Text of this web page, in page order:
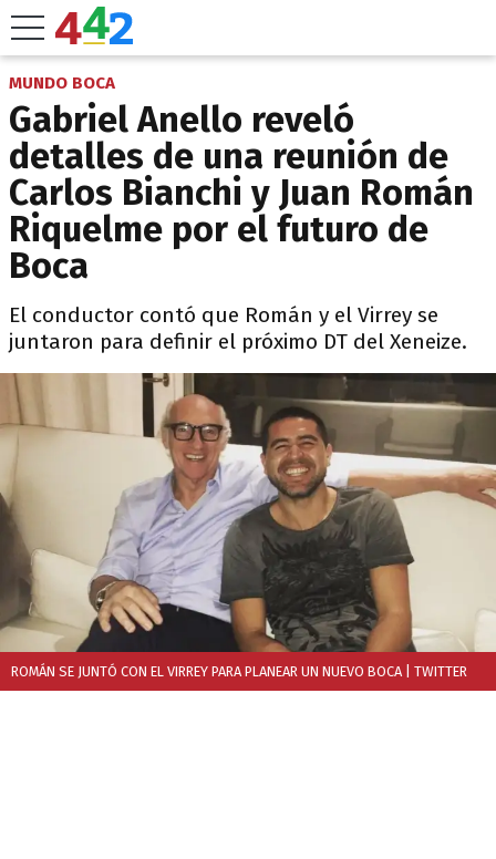
MUNDO BOCA
Gabriel Anello reveló
detalles de una reunión de
Carlos Bianchi y Juan Román
Riquelme por el futuro de
Boca
El conductor contó que Román y el Virrey se
juntaron para definir el próximo DT del Xeneize.
ROMÁN SE JUNTÓ CON EL VIRREY PARA PLANEAR UN NUEVO BOCA | TWITTER